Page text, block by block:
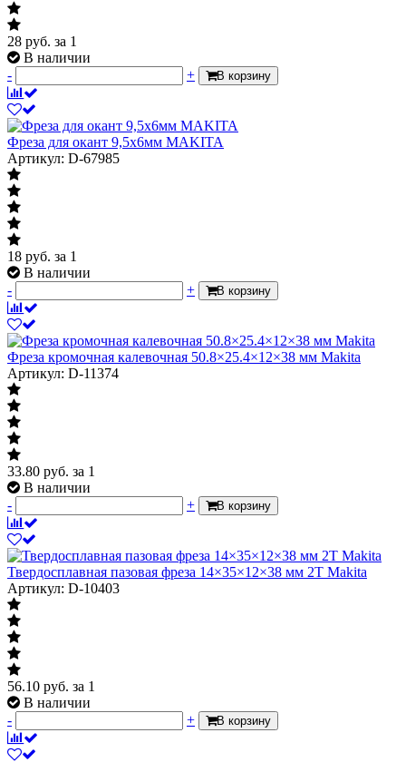
28 руб. за 1
В наличии
-
+ В корзину
Фреза для окант 9,5х6мм MAKITA
Артикул: D-67985
18 руб. за 1
В наличии
-
+ В корзину
Фреза кромочная калевочная 50.8×25.4×12×38 мм Makita
Артикул: D-11374
33.80 руб. за 1
В наличии
-
+ В корзину
Твердосплавная пазовая фреза 14×35×12×38 мм 2T Makita
Артикул: D-10403
56.10 руб. за 1
В наличии
-
+ В корзину